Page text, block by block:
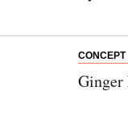
CONCEPT
Ginger